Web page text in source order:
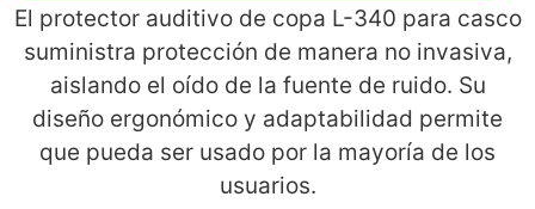
El protector auditivo de copa L-340 para casco
suministra protección de manera no invasiva,
aislando el oído de la fuente de ruido. Su
diseño ergonómico y adaptabilidad permite
que pueda ser usado por la mayoría de los
usuarios.